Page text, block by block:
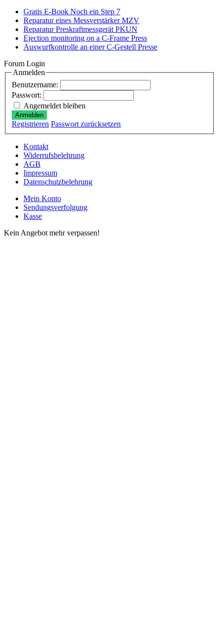
Gratis E-Book Noch ein Step 7
Reparatur eines Messverstärker MZV
Reparatur Preskraftmessgerät PKUN
Ejection monitoring on a C-Frame Press
Auswurfkontrolle an einer C-Gestell Presse
Forum Login
Anmelden
Benutzername:
Passwort:
Angemeldet bleiben
Anmelden
Registrieren Passwort zurücksetzen
Kontakt
Widerrufsbelehrung
AGB
Impressum
Datenschutzbelehrung
Mein Konto
Sendungsverfolgung
Kasse
Kein Angebot mehr verpassen!